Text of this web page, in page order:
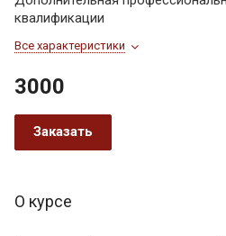
квалификации
Все характеристики
3000
Заказать
О курсе